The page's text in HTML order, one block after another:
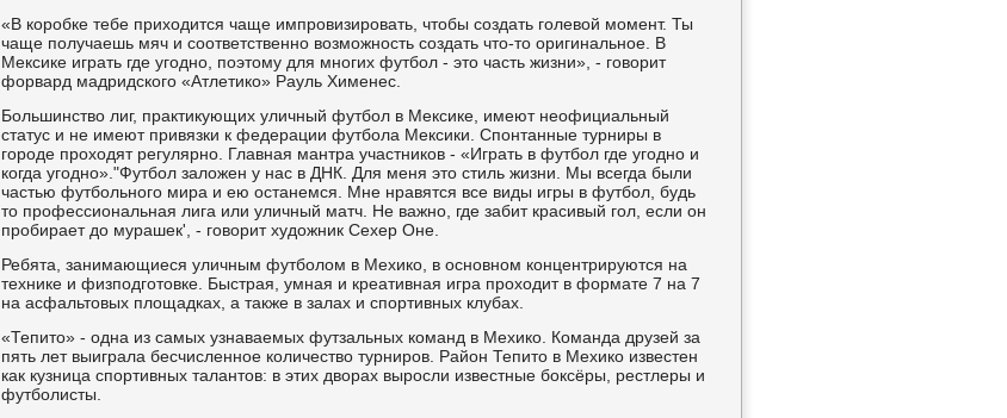
«В коробке тебе приходится чаще импровизировать, чтобы создать голевой момент. Ты
чаще получаешь мяч и соответственно возможность создать что-то оригинальное. В
Мексике играть где угодно, поэтому для многих футбол - это часть жизни», - говорит
форвард мадридского «Атлетико» Рауль Хименес.
Большинство лиг, практикующих уличный футбол в Мексике, имеют неофициальный
статус и не имеют привязки к федерации футбола Мексики. Спонтанные турниры в
городе проходят регулярно. Главная мантра участников - «Играть в футбол где угодно и
когда угодно»."Футбол заложен у нас в ДНК. Для меня это стиль жизни. Мы всегда были
частью футбольного мира и ею останемся. Мне нравятся все виды игры в футбол, будь
то профессиональная лига или уличный матч. Не важно, где забит красивый гол, если он
пробирает до мурашек', - говорит художник Сехер Оне.
Ребята, занимающиеся уличным футболом в Мехико, в основном концентрируются на
технике и физподготовке. Быстрая, умная и креативная игра проходит в формате 7 на 7
на асфальтовых площадках, а также в залах и спортивных клубах.
«Тепито» - одна из самых узнаваемых футзальных команд в Мехико. Команда друзей за
пять лет выиграла бесчисленное количество турниров. Район Тепито в Мехико известен
как кузница спортивных талантов: в этих дворах выросли известные боксёры, рестлеры и
футболисты.